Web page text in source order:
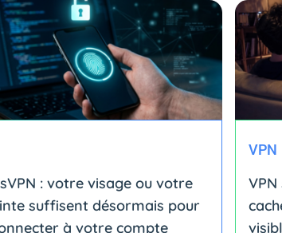
: votre visage ou votre
suffisent désormais pour
à votre compte
VPN